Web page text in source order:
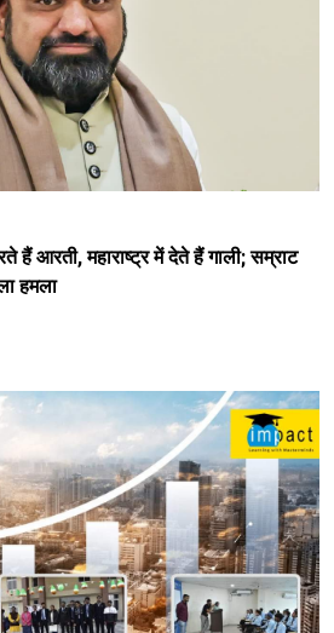
हैं आरती, महाराष्ट्र में देते हैं गाली; सम्राट
हमला